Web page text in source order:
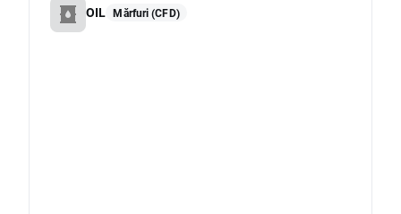
OIL Mărfuri (CFD)